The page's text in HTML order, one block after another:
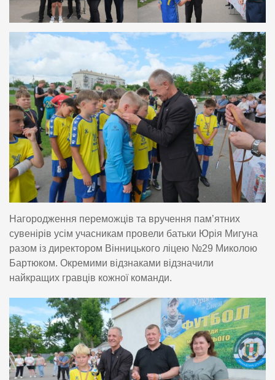
Нагородження переможців та вручення пам’ятних
сувенірів усім учасникам провели батьки Юрія Мигуна
разом із директором Вінницького ліцею №29 Миколою
Бартюком. Окремими відзнаками відзначили
найкращих гравців кожної команди.